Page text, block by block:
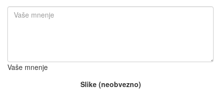
Vaše mnenje
Slike (neobvezno)